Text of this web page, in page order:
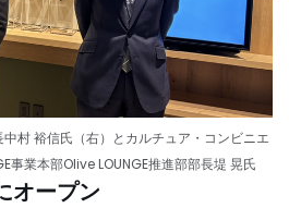
村 裕信氏（右）とカルチュア・コンビニエ
事業本部Olive LOUNGE推進部部長堤 晃氏
オープン